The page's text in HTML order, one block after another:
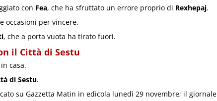
con Fea, che ha sfruttato un errore proprio di Rexhepaj.
occasioni per vincere.
, che a porta vuota ha tirato fuori.
il Città di Sestu
casa.
di Sestu.
su Gazzetta Matin in edicola lunedì 29 novembre; il giornale